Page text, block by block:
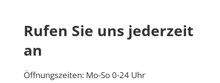
Rufen Sie uns jederzeit
an
Öffnungszeiten: Mo-So 0-24 Uhr